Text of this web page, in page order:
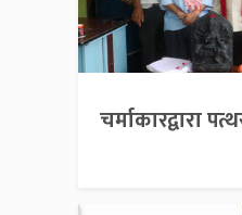
चर्माकारद्वारा